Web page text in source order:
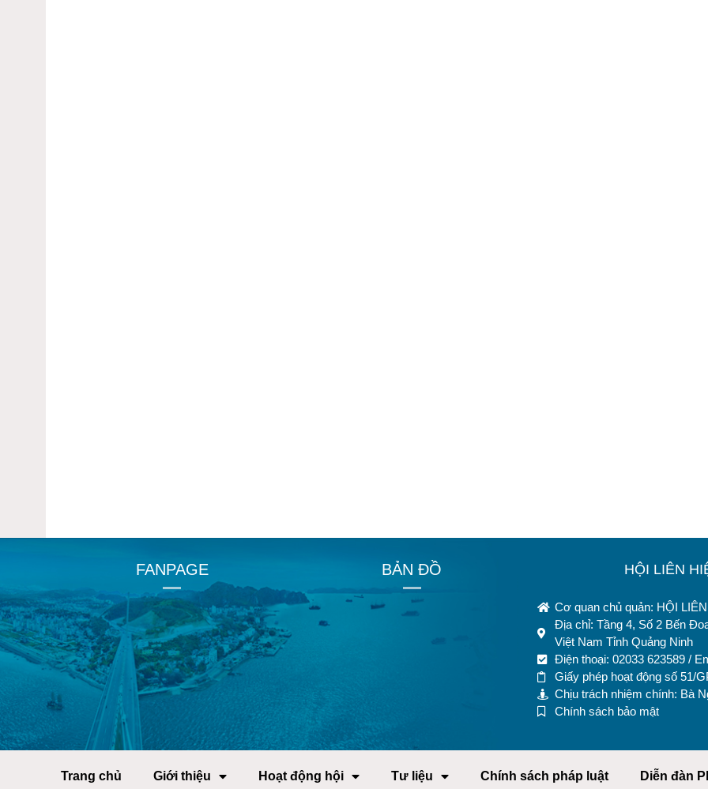
FANPAGE BẢN ĐỒ HỘI LIÊN
Cơ quan chủ quản: HỘI
Địa chỉ: Tầng 4, Số 2 Bến
Việt Nam Tỉnh Quảng Ninh
Điện thoại: 02033 623589 /
Giấy phép hoạt động số 51/
Chịu trách nhiệm chính: Bà
Chính sách bảo mật
Trang chủ Giới thiệu Hoạt động hội Tư liệu Chính sách pháp luật Diễn đàn